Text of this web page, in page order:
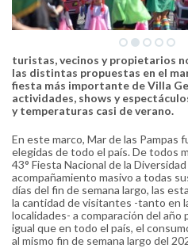
turistas, vecinos y propietarios
las distintas propuestas en el
fiesta más importante de Villa
actividades, shows y
y temperaturas casi de verano.
En este marco, Mar de las Pampas
elegidas de todo el país. De todos
43° Fiesta Nacional de la
acompañamiento masivo a todas
días del fin de semana largo, las
la cantidad de visitantes -tanto en
localidades- a comparación del
igual que en todo el país, el
al mismo fin de semana largo del